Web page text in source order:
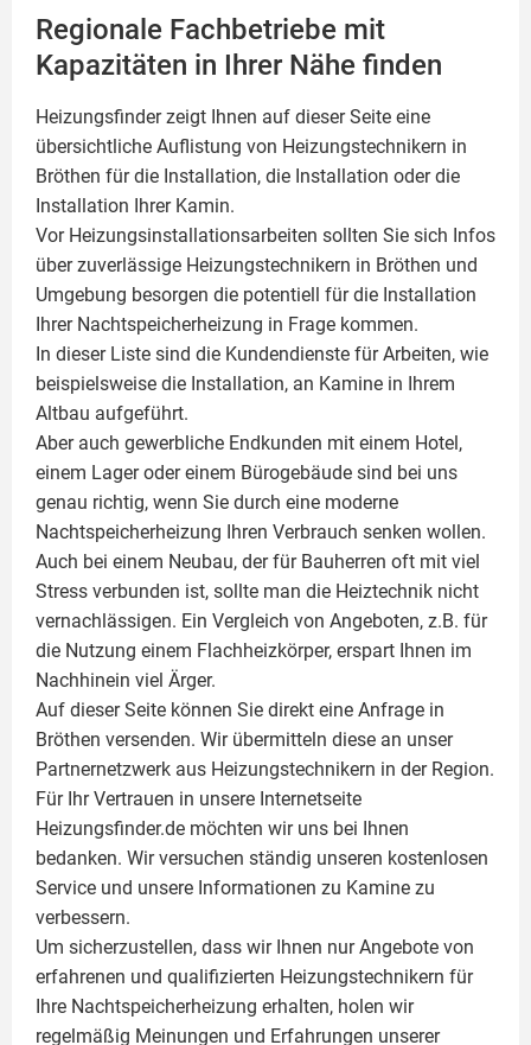
Regionale Fachbetriebe mit
Kapazitäten in Ihrer Nähe finden
Heizungsfinder zeigt Ihnen auf dieser Seite eine
übersichtliche Auflistung von Heizungstechnikern in
Bröthen für die Installation, die Installation oder die
Installation Ihrer Kamin.
Vor Heizungsinstallationsarbeiten sollten Sie sich Infos
über zuverlässige Heizungstechnikern in Bröthen und
Umgebung besorgen die potentiell für die Installation
Ihrer Nachtspeicherheizung in Frage kommen.
In dieser Liste sind die Kundendienste für Arbeiten, wie
beispielsweise die Installation, an Kamine in Ihrem
Altbau aufgeführt.
Aber auch gewerbliche Endkunden mit einem Hotel,
einem Lager oder einem Bürogebäude sind bei uns
genau richtig, wenn Sie durch eine moderne
Nachtspeicherheizung Ihren Verbrauch senken wollen.
Auch bei einem Neubau, der für Bauherren oft mit viel
Stress verbunden ist, sollte man die Heiztechnik nicht
vernachlässigen. Ein Vergleich von Angeboten, z.B. für
die Nutzung einem Flachheizkörper, erspart Ihnen im
Nachhinein viel Ärger.
Auf dieser Seite können Sie direkt eine Anfrage in
Bröthen versenden. Wir übermitteln diese an unser
Partnernetzwerk aus Heizungstechnikern in der Region.
Für Ihr Vertrauen in unsere Internetseite
Heizungsfinder.de möchten wir uns bei Ihnen
bedanken. Wir versuchen ständig unseren kostenlosen
Service und unsere Informationen zu Kamine zu
verbessern.
Um sicherzustellen, dass wir Ihnen nur Angebote von
erfahrenen und qualifizierten Heizungstechnikern für
Ihre Nachtspeicherheizung erhalten, holen wir
regelmäßig Meinungen und Erfahrungen unserer